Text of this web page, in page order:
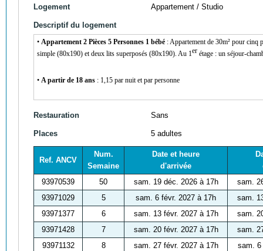
Logement Appartement / Studio
Descriptif du logement
• Appartement 2 Pièces 5 Personnes 1 bébé : Appartement de 30m² pour cinq
simple (80x190) et deux lits superposés (80x190). Au 1er étage : un séjour-
• A partir de 18 ans : 1,15 par nuit et par personne
Restauration Sans
Places 5 adultes
Ref. ANCV
Num.
Semaine
Date et heure
d'arrivée
93970539
50 sam. 19 déc. 2026 à 17h
sam.
93971029
5 sam. 6 févr. 2027 à 17h
sam.
93971377
6 sam. 13 févr. 2027 à 17h
sam.
93971428
7 sam. 20 févr. 2027 à 17h
sam.
93971132
8 sam. 27 févr. 2027 à 17h sam. 6